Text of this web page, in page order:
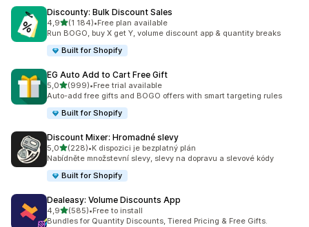
Discounty: Bulk Discount Sales
4,9z 5 hvězd
(1 184)
Celkový počet recenzí: 1184
•Free plan available
Run BOGO, buy X get Y, volume discount app & quantity breaks
Built for Shopify
EG Auto Add to Cart Free Gift
5,0z 5 hvězd
(999)
Celkový počet recenzí: 999
•Free trial available
Auto-add free gifts and BOGO offers with smart targeting rules
Built for Shopify
Discount Mixer: Hromadné slevy
5,0z 5 hvězd
(228)
Celkový počet recenzí: 228
•K dispozici je bezplatný plán
Nabídněte množstevní slevy, slevy na dopravu a slevové kódy
Built for Shopify
Dealeasy: Volume Discounts App
4,9z 5 hvězd
(585)
Celkový počet recenzí: 585
•Free to install
Bundles for Quantity Discounts, Tiered Pricing & Free Gifts.